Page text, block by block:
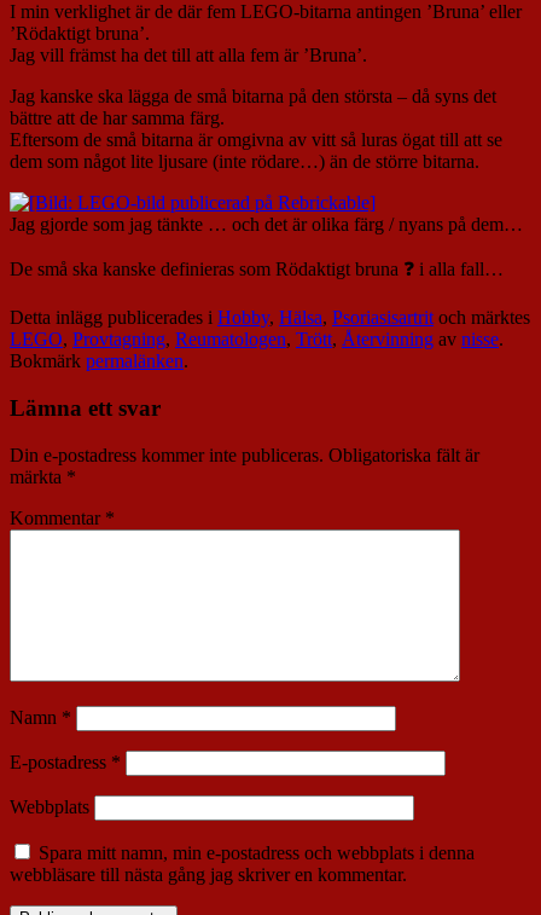
I min verklighet är de där fem LEGO-bitarna antingen ’Bruna’ eller
’Rödaktigt bruna’.
Jag vill främst ha det till att alla fem är ’Bruna’.
Jag kanske ska lägga de små bitarna på den största – då syns det
bättre att de har samma färg.
Eftersom de små bitarna är omgivna av vitt så luras ögat till att se
dem som något lite ljusare (inte rödare…) än de större bitarna.
Jag gjorde som jag tänkte … och det är olika färg / nyans på dem…
De små ska kanske definieras som Rödaktigt bruna ❓ i alla fall…
Detta inlägg publicerades i Hobby, Hälsa, Psoriasisartritoch märktes
LEGO, Provtagning, Reumatologen, Trött, Återvinning av nisse.
Bokmärk permalänken.
Lämna ett svar
Din e-postadress kommer inte publiceras. Obligatoriska fält är
märkta *
Kommentar *
Namn *
E-postadress *
Webbplats
Spara mitt namn, min e-postadress och webbplats i denna
webbläsare till nästa gång jag skriver en kommentar.